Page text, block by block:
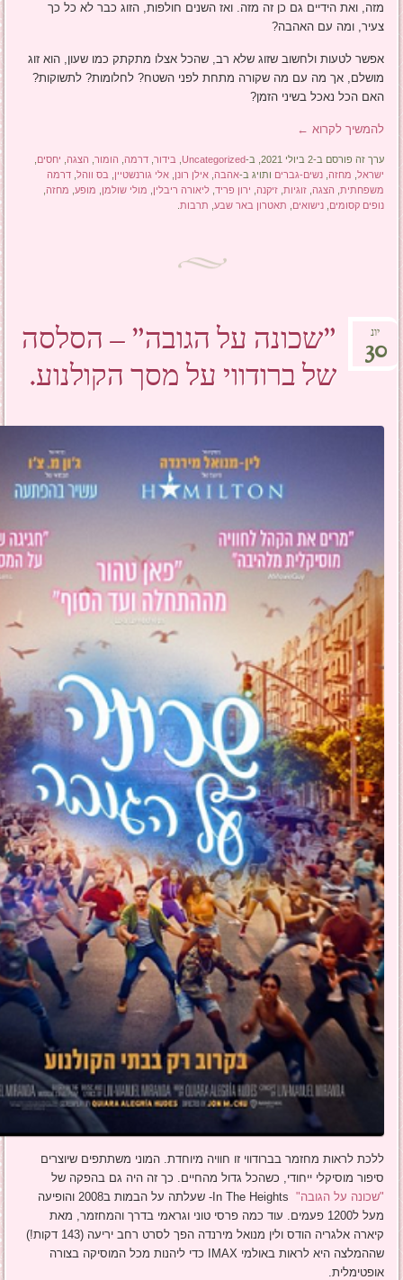
מזה, ואת הידיים גם כן זה מזה. ואז השנים חולפות, הזוג כבר לא כל כך
צעיר, ומה עם האהבה?
אפשר לטעות ולחשוב שזוג שלא רב, שהכל אצלו מתקתק כמו שעון, הוא זוג
מושלם, אך מה עם מה שקורה מתחת לפני השטח? לחלומות? לתשוקות?
האם הכל נאכל בשיני הזמן?
להמשיך לקרוא ←
ערך זה פורסם ב-2 ביולי 2021, ב- Uncategorized בידור ,דרמה הומור הצגה יחסים
ישראל מחזה ,נשים-גברים ותויג ב-אהבה ,אילן רונן ,אלי גורנשטיין בס ווהל ,דרמה
משפחתית הצגה ,זוגיות ,זיקנה ירון פריד ,ליאורה ריבלין מולי שולמן מופע מחזה
נופים קסומים ,נישואים תאטרון באר שבע תרבות
"שכונה על הגובה" – הסלסה
של ברודווי על מסך הקולנוע.
יונ
30
ללכת לראות מחזמר בברודווי זו חוויה מיוחדת. המוני משתתפים שיוצרים
סיפור מוסיקלי ייחודי, כשהכל גדול מהחיים. כך זה היה גם בהפקה של
"שכונה על הגובה"
In The Heights- שעלתה על הבמות ב2008 והופיעה
מעל ל1200 פעמים. עוד כמה פרסי טוני וגראמי בדרך והמחזמר, מאת
קיארה אלגריה הודס ולין מנואל מירנדה הפך לסרט רחב יריעה (143 דקות!)
שההמלצה היא לראות באולמי IMAX כדי ליהנות מכל המוסיקה בצורה
אופטימלית.